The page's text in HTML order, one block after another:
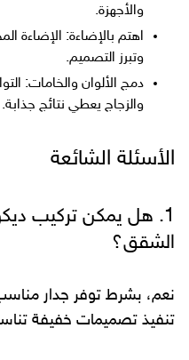
والأجهزة.
اهتم بالإضاءة: الإضاءة
وتبرز التصميم.
دمج الألوان والخامات:
والزجاج يعطي نتائج جذابة.
الأسئلة الشائعة
1. هل يمكن تركيب
الشقق؟
نعم، بشرط توفر جدار
تنفيذ تصميمات خفيفة